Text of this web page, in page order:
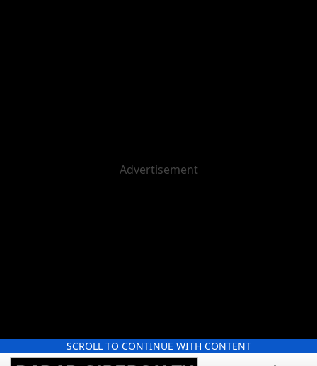
SCROLL TO CONTINUE WITH CONTENT